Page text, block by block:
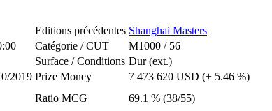
Editions précédentes Shanghai Masters
Catégorie / CUT
M1000 / 56
Surface / Conditions Dur (ext.)
2019 Prize Money
7 473 620 USD (+ 5.46 %)
Ratio MCG 69.1 % (38/55)